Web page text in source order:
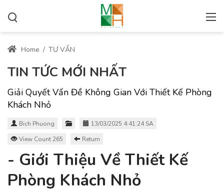
Home / TƯ VẤN
TIN TỨC MỚI NHẤT
Giải Quyết Vấn Đề Không Gian Với Thiết Kế Phòng
Khách Nhỏ
Bich Phuong
13/03/2025 4:41:24 SA
View Count 265
Return
- Giới Thiệu Về Thiết Kế
Phòng Khách Nhỏ